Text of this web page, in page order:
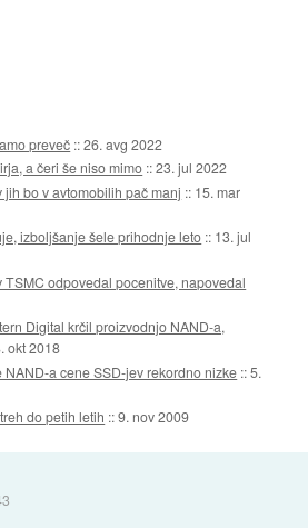
preveč ::26. avg 2022
a čeri še niso mimo ::23. jul 2022
bo v avtomobilih pač manj :: 15. mar
izboljšanje šele prihodnje leto :: 13. jul
odpovedal pocenitve, napovedal
Digital krčil proizvodnjo NAND-a,
okt 2018
a cene SSD-jev rekordno nizke ::5.
do petih letih ::9. nov 2009